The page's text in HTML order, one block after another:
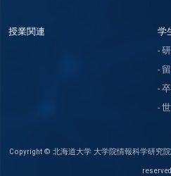
授業関連
学
Copyright © 北海道大学 大学院情報科学研究
reserved.